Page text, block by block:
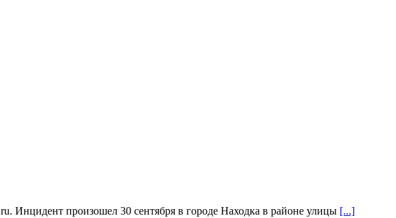
Инцидент произошел 30 сентября в городе Находка в районе улицы [...]